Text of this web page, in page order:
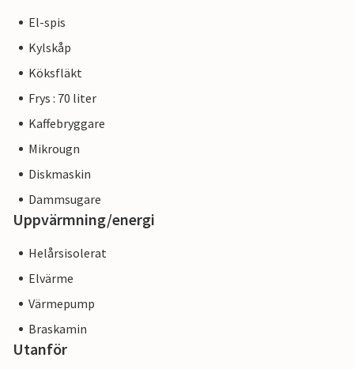
El-spis
Kylskåp
Köksfläkt
Frys : 70 liter
Kaffebryggare
Mikrougn
Diskmaskin
Dammsugare
Uppvärmning/energi
Helårsisolerat
Elvärme
Värmepump
Braskamin
Utanför